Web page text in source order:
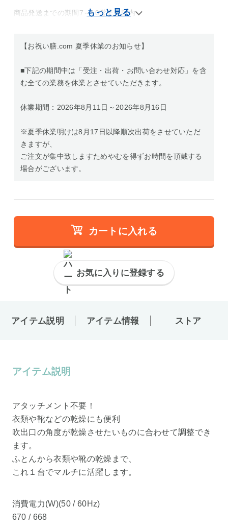
商品発送までの期間7～10営業日以内
【お祝い膳.com 夏季休業のお知らせ】
■下記の期間中は「受注・出荷・お問い合わせ対応」を含
む全ての業務を休業とさせていただきます。
休業期間：2026年8月11日～2026年8月16日
※夏季休業明けは8月17日以降順次出荷をさせていただ
きますが、
ご注文が集中致しますためやむを得ずお時間を頂戴する
場合がございます。
カートに入れる
お気に入りに登録する
アイテム説明 アイテム情報 ストア
アイテム説明
アタッチメント不要！
衣類や靴などの乾燥にも便利
吹出口の角度が乾燥させたいものに合わせて調整でき
ます。
ふとんから衣類や靴の乾燥まで、
これ１台でマルチに活躍します。
消費電力(W)(50 / 60Hz)
670 / 668